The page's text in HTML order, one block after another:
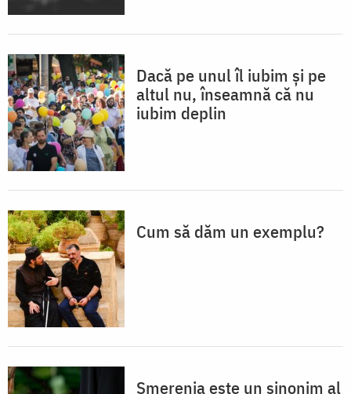
Dacă pe unul îl iubim și pe
altul nu, înseamnă că nu
iubim deplin
Cum să dăm un exemplu?
Smerenia este un sinonim al